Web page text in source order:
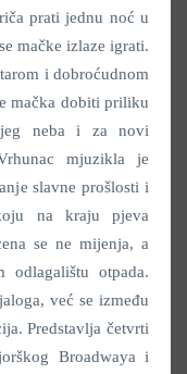
prati jednu noć u
mačke izlaze igrati.
i dobroćudnom
mačka dobiti priliku
neba i za novi
mjuzikla je
slavne prošlosti i
na kraju pjeva
se ne mijenja, a
odlagalištu otpada.
već se između
Predstavlja četvrti
Broadwaya i